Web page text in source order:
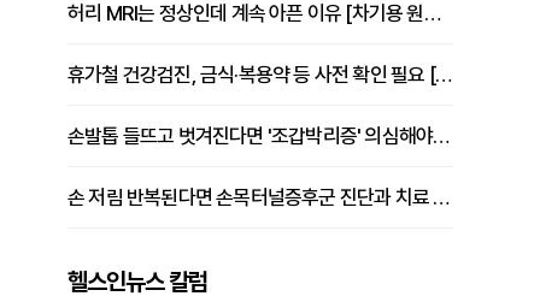
허리 MRI는 정상인데 계속 아픈 이유 [차기용 원장 칼럼]
휴가철 건강검진, 금식·복용약 등 사전 확인 필요 [정도감 원장 칼럼]
손발톱 들뜨고 벗겨진다면 '조갑박리증' 의심해야 [김철윤 원장 칼럼]
손 저림 반복된다면 손목터널증후군 진단과 치료 시기 살펴야 [김동현 원장 칼럼]
헬스인뉴스 칼럼